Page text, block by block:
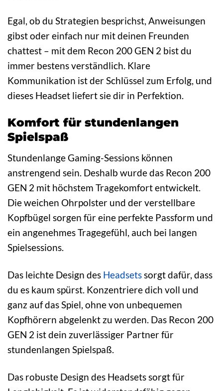
Egal, ob du Strategien besprichst, Anweisungen
gibst oder einfach nur mit deinen Freunden
chattest – mit dem Recon 200 GEN 2 bist du
immer bestens verständlich. Klare
Kommunikation ist der Schlüssel zum Erfolg, und
dieses Headset liefert sie dir in Perfektion.
Komfort für stundenlangen
Spielspaß
Stundenlange Gaming-Sessions können
anstrengend sein. Deshalb wurde das Recon 200
GEN 2 mit höchstem Tragekomfort entwickelt.
Die weichen Ohrpolster und der verstellbare
Kopfbügel sorgen für eine perfekte Passform und
ein angenehmes Tragegefühl, auch bei langen
Spielsessions.
Das leichte Design des Headsetssorgt dafür, dass
du es kaum spürst. Konzentriere dich voll und
ganz auf das Spiel, ohne von unbequemen
Kopfhörern abgelenkt zu werden. Das Recon 200
GEN 2 ist dein zuverlässiger Partner für
stundenlangen Spielspaß.
Das robuste Design des Headsets sorgt für